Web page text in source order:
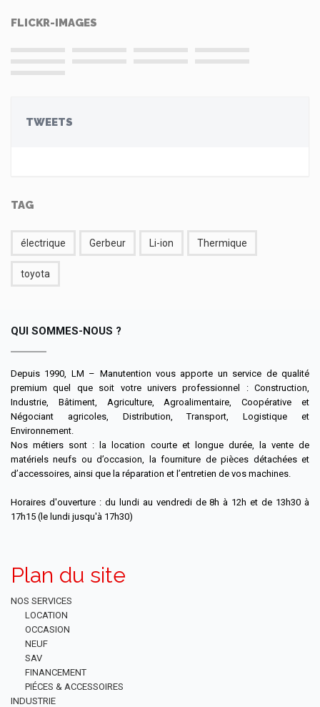
FLICKR-IMAGES
TWEETS
TAG
électrique Gerbeur Li-ion Thermique
toyota
QUI SOMMES-NOUS ?
Depuis 1990, LM – Manutention vous apporte un service de qualité
premium quel que soit votre univers professionnel : Construction,
Industrie, Bâtiment, Agriculture, Agroalimentaire, Coopérative et
Négociant agricoles, Distribution, Transport, Logistique et
Environnement.
Nos métiers sont : la location courte et longue durée, la vente de
matériels neufs ou d’occasion, la fourniture de pièces détachées et
d’accessoires, ainsi que la réparation et l’entretien de vos machines.
Horaires d'ouverture : du lundi au vendredi de 8h à 12h et de 13h30 à
17h15 (le lundi jusqu'à 17h30)
Plan du site
NOS SERVICES
LOCATION
OCCASION
NEUF
SAV
FINANCEMENT
PIÉCES & ACCESSOIRES
INDUSTRIE